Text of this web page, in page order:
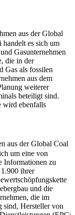
aus der Global
es sich um
Gasunternehmen
die in der
Gas als fossilen
aus dem
weiterer
beteiligt sind.
wird ebenfalls
aus der Global Coal
um eine von
Informationen zu
ihrer
und die
die im
sind, Hersteller von